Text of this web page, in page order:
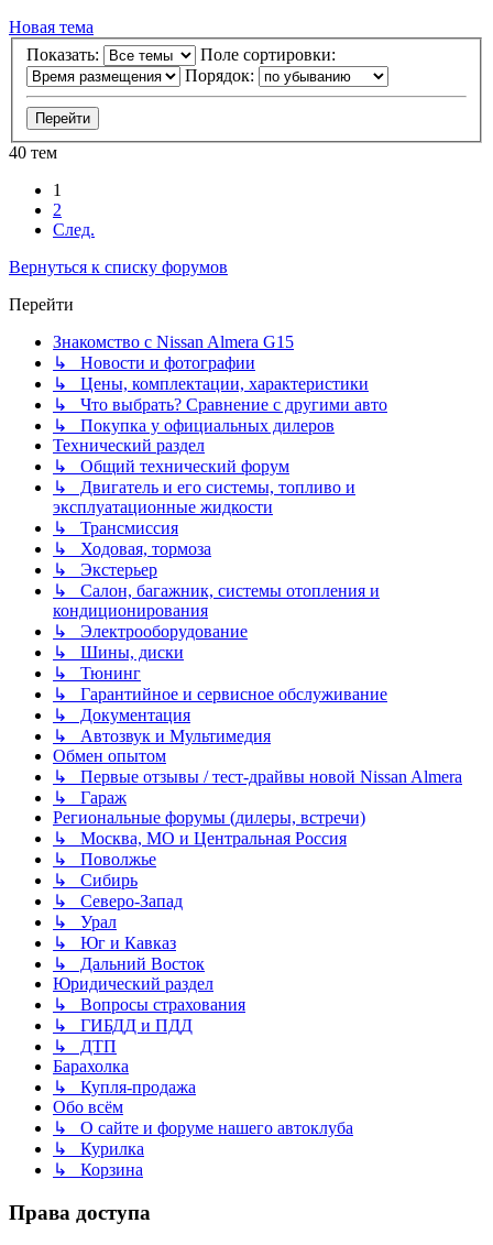
Новая тема
Показать:
Поле сортировки:
Порядок:
40 тем
1
2
След.
Вернуться к списку форумов
Перейти
Знакомство с Nissan Almera G15
↳ Новости и фотографии
↳ Цены, комплектации, характеристики
↳ Что выбрать? Сравнение с другими авто
↳ Покупка у официальных дилеров
Технический раздел
↳ Общий технический форум
↳ Двигатель и его системы, топливо и
эксплуатационные жидкости
↳ Трансмиссия
↳ Ходовая, тормоза
↳ Экстерьер
↳ Салон, багажник, системы отопления и
кондиционирования
↳ Электрооборудование
↳ Шины, диски
↳ Тюнинг
↳ Гарантийное и сервисное обслуживание
↳ Документация
↳ Автозвук и Мультимедия
Обмен опытом
↳ Первые отзывы / тест-драйвы новой Nissan Almera
↳ Гараж
Региональные форумы (дилеры, встречи)
↳ Москва, МО и Центральная Россия
↳ Поволжье
↳ Сибирь
↳ Северо-Запад
↳ Урал
↳ Юг и Кавказ
↳ Дальний Восток
Юридический раздел
↳ Вопросы страхования
↳ ГИБДД и ПДД
↳ ДТП
Барахолка
↳ Купля-продажа
Обо всём
↳ О сайте и форуме нашего автоклуба
↳ Курилка
↳ Корзина
Права доступа